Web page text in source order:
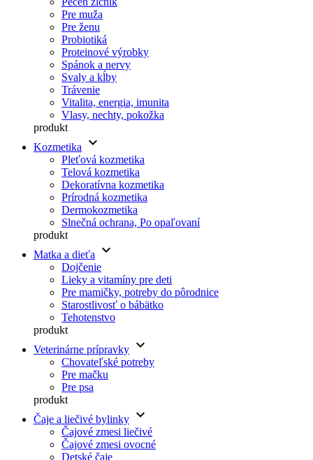
Pre muža
Pre ženu
Probiotiká
Proteinové výrobky
Spánok a nervy
Svaly a kĺby
Trávenie
Vitalita, energia, imunita
Vlasy, nechty, pokožka
produkt
Kozmetika
keyboard_arrow_down
Pleťová kozmetika
Telová kozmetika
Dekoratívna kozmetika
Prírodná kozmetika
Dermokozmetika
Slnečná ochrana, Po opaľovaní
produkt
Matka a dieťa
keyboard_arrow_down
Dojčenie
Lieky a vitamíny pre deti
Pre mamičky, potreby do pôrodnice
Starostlivosť o bábätko
Tehotenstvo
produkt
Veterinárne prípravky keyboard_arrow_down
Chovateľské potreby
Pre mačku
Pre psa
produkt
Čaje a liečivé bylinky keyboard_arrow_down
Čajové zmesi liečivé
Čajové zmesi ovocné
Detské čaje